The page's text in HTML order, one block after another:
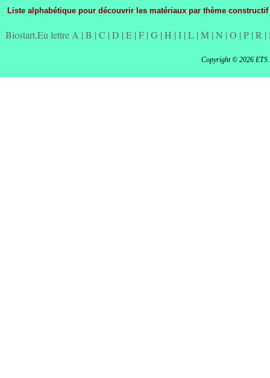
Liste alphabétique pour découvrir les matériaux par thème constructif
Biostart.Eu lettre A | B | C | D | E | F | G | H | I | L | M | N | O | P | R |
Copyright © 2026 ETS